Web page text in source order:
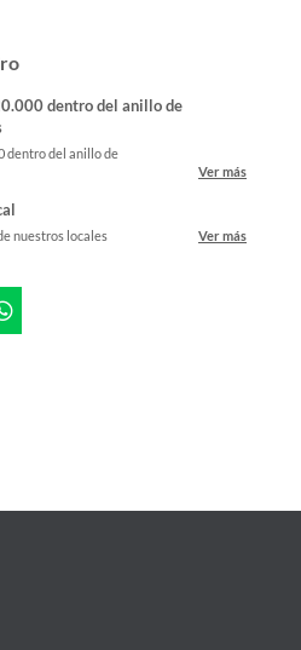
dentro del anillo de
dentro del anillo de
Ver más
nuestros locales Ver más